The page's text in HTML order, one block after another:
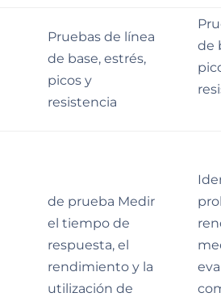
Pruebas de línea
de base, estrés,
picos y
resistencia
de
de prueba Medir
el tiempo de
respuesta, el
rendimiento y la
utilización de